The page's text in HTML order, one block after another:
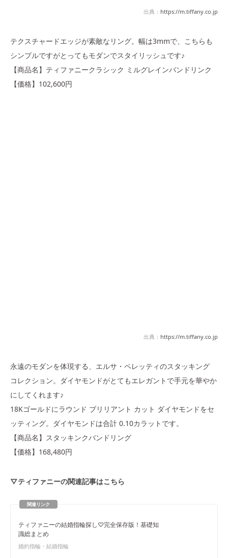
出典： https://m.tiffany.co.jp
テクスチャードエッジが素敵なリング。幅は3mmで、こちらも
シンプルですがとってもモダンでスタイリッシュです♪
【商品名】ティファニークラシック ミルグレインバンドリンク
【価格】102,600円
出典： https://m.tiffany.co.jp
永遠のモダンを体現する、エルサ・ペレッティのスタッキング
コレクション。ダイヤモンドがとてもエレガントで手元を華やか
にしてくれます♪
18Kゴールドにラウンド ブリリアント カット ダイヤモンドをセ
ッティング。ダイヤモンドは合計 0.10カラットです。
【商品名】スタッキンクバンドリング
【価格】168,480円
▽ティファニーの関連記事はこちら
ティファニーの結婚指輪探し♡完全保存版！基礎知
識総まとめ
婚約指輪・結婚指輪